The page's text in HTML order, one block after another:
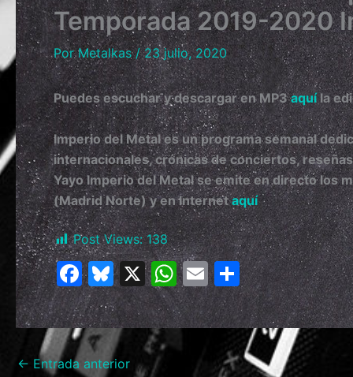
Temporada 2019-2020
PorMetalkas/23 julio, 2020
Puedes escuchar y descargar en MP3aquíla
Imperio del Metal es un programa semanal
internacionales, crónicas de conciertos,
YayoImperio del Metal se emite en directo los
(Madrid Norte) y en Internetaquí
Post Views: 138
F
a
c
e
Bl
u
e
s
X W
h
at
s
E
m
ai
C
o
m
p
← Entrada anterior